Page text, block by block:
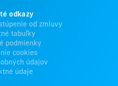
odkazy
od zmluvy
tabuľky
podmienky
cookies
údajov
údaje